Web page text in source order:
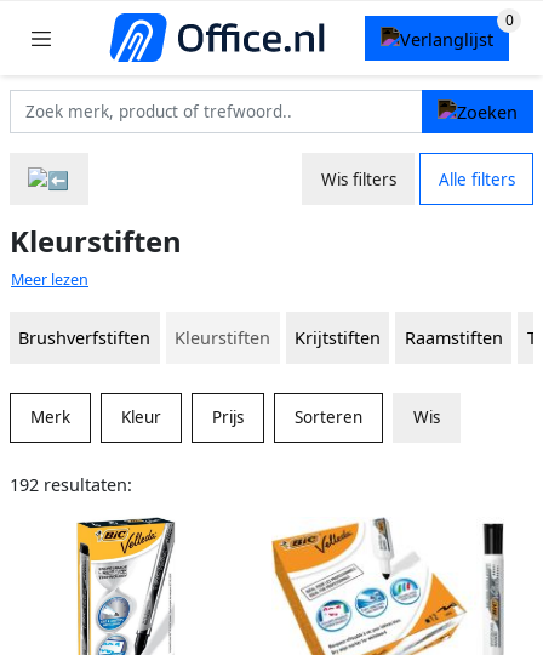
Wis filters Alle filters
Kleurstiften
Meer lezen
Brushverfstiften Kleurstiften Krijtstiften Raamstiften
Merk Kleur Prijs Sorteren Wis
192 resultaten: